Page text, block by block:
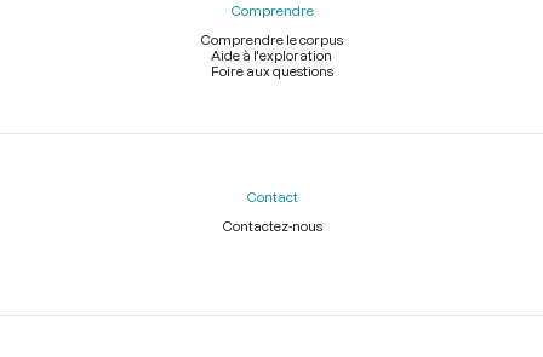
Comprendre
Comprendre le corpus
Aide à l'exploration
Foire aux questions
Contact
Contactez-nous
Légal